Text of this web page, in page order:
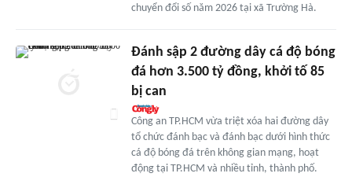
chuyển đổi số năm 2026 tại xã Trường Hà.
Đánh sập 2 đường dây cá độ bóng
đá hơn 3.500 tỷ đồng, khởi tố 85
bị can
Công an TP.HCM vừa triệt xóa hai đường dây
tổ chức đánh bạc và đánh bạc dưới hình thức
cá độ bóng đá trên không gian mạng, hoạt
động tại TP.HCM và nhiều tỉnh, thành phố.